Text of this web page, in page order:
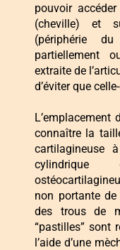
pouvoir
(cheville) et
(périphérie
partiellement
extraite de
d’éviter que
connaître la
cartilagineuse
cylindrique
non portante de
des trous de
“pastilles” sont
l’aide d’une